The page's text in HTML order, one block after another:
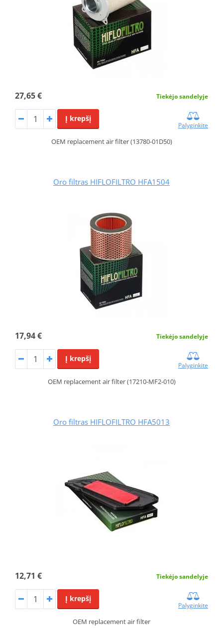
27,65 € Tiekėjo sandelyje
Į krepšį
Palyginkite
OEM replacement air filter (13780-01D50)
Oro filtras HIFLOFILTRO HFA1504
17,94 € Tiekėjo sandelyje
Į krepšį
Palyginkite
OEM replacement air filter (17210-MF2-010)
Oro filtras HIFLOFILTRO HFA5013
12,71 € Tiekėjo sandelyje
Į krepšį
Palyginkite
OEM replacement air filter